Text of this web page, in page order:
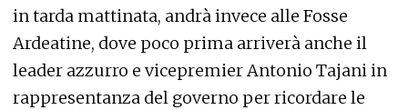
in tarda mattinata, andrà invece alle Fosse
Ardeatine, dove poco prima arriverà anche il
leader azzurro e vicepremier Antonio Tajani in
rappresentanza del governo per ricordare le